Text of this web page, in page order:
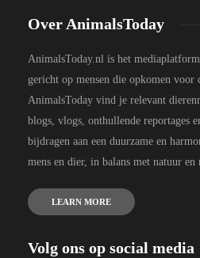
Over AnimalsToday
AnimalsToday.nl is het
gericht op mensen die opkomen
AnimalsToday vind je relevant
blogs, vlogs, onthullende reportages
bijdragen aan een duurzame en
mens en dier, in balans met natuur en
LEARN MORE
Volg ons op social media